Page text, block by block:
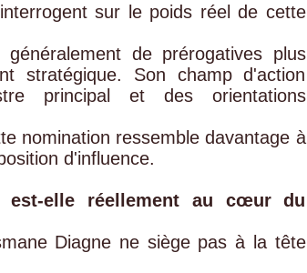
sur le poids réel de cette
de prérogatives plus
stratégique. Son champ d'action
principal et des orientations
nomination ressemble davantage à
d'influence.
est-elle réellement au cœur du
Diagne ne siège pas à la tête